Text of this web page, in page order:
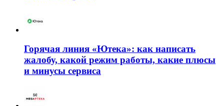
Горячая линия «Ютека»: как написать
жалобу, какой режим работы, какие плюсы
и минусы сервиса